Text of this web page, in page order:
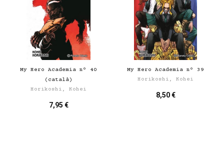
My Hero Academia nº 40
(català)
Horikoshi, Kohei
7,95 €
My Hero Academia nº 39
Horikoshi, Kohei
8,50 €